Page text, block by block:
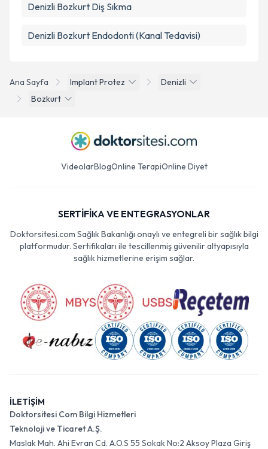
Ana Sayfa Implant Protez
Denizli
Bozkurt
Denizli Bozkurt Diş Sıkma
Denizli Bozkurt Endodonti (Kanal Tedavisi)
VideolarBlogOnline TerapiOnline Diyet
SERTİFİKA VE ENTEGRASYONLAR
Doktorsitesi.com Sağlık Bakanlığı onaylı ve entegreli bir sağlık bilgi
platformudur. Sertifikaları ile tescillenmiş güvenilir altyapısıyla
sağlık hizmetlerine erişim sağlar.
İLETİŞİM
Doktorsitesi Com Bilgi Hizmetleri
Teknoloji ve Ticaret A.Ş.
Maslak Mah. Ahi Evran Cd. A.O.S 55 Sokak No:2 Aksoy Plaza Giriş